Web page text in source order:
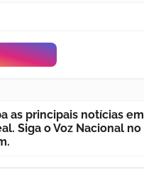
as principais notícias em
Siga o Voz Nacional no